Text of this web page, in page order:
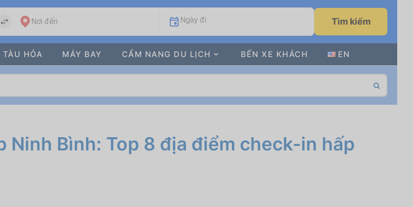
Nơi đến Ngày đi Tìm kiếm
TÀU HỎA MÁY BAY CẨM NANG DU LỊCH BẾN XE KHÁCH EN
Ninh Bình: Top 8 địa điểm check-in hấp